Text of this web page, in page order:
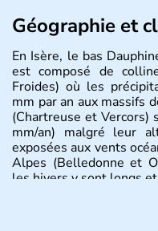
Géographie et
En Isère, le bas
est composé de
Froides) où les
mm par an aux massifs
(Chartreuse et
mm/an) malgré leur
exposées aux vents
Alpes (Belledonne et
les hivers y sont longs